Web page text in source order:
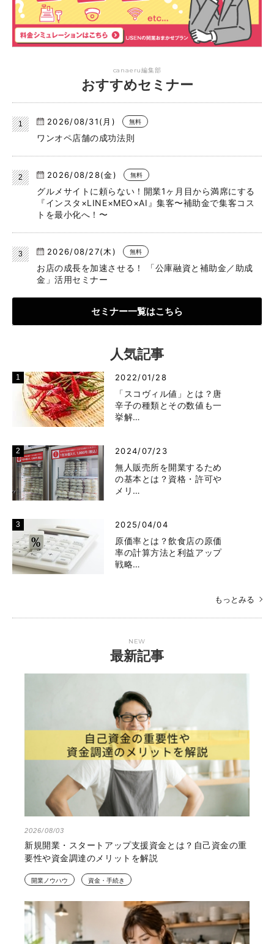
canaeru編集部
おすすめセミナー
2026/08/31(月) 無料
ワンオペ店舗の成功法則
2026/08/28(金) 無料
グルメサイトに頼らない！開業1ヶ月目から満席にする
『インスタ×LINE×MEO×AI』集客〜補助金で集客コス
トを最小化へ！〜
2026/08/27(木) 無料
お店の成長を加速させる！ 「公庫融資と補助金／助成
金」活用セミナー
セミナー一覧はこちら
人気記事
2022/01/28
「スコヴィル値」とは？唐
辛子の種類とその数値も一
挙解…
2024/07/23
無人販売所を開業するため
の基本とは？資格・許可や
メリ…
2025/04/04
原価率とは？飲食店の原価
率の計算方法と利益アップ
戦略…
もっとみる
NEW
最新記事
2026/08/03
新規開業・スタートアップ支援資金とは？自己資金の重
要性や資金調達のメリットを解説
開業ノウハウ 資金・手続き